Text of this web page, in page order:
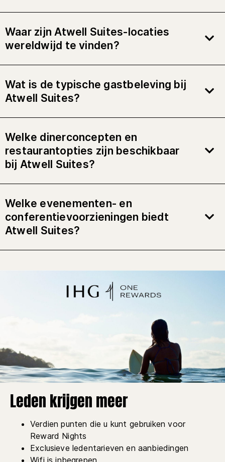
Waar zijn Atwell Suites-locaties
wereldwijd te vinden?
Wat is de typische gastbeleving bij
Atwell Suites?
Welke dinerconcepten en
restaurantopties zijn beschikbaar
bij Atwell Suites?
Welke evenementen- en
conferentievoorzieningen biedt
Atwell Suites?
Leden krijgen meer
Verdien punten die u kunt gebruiken voor
Reward Nights
Exclusieve ledentarieven en aanbiedingen